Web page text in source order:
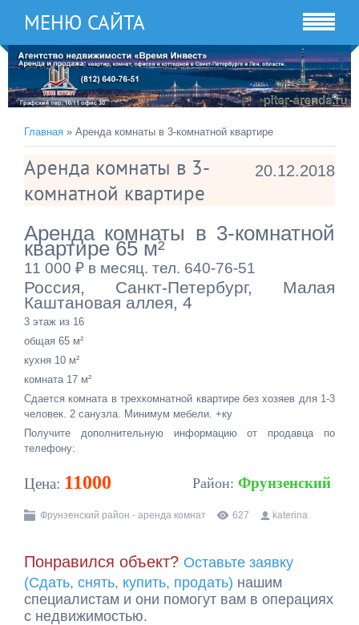
МЕНЮ САЙТА
Главная » Аренда комнаты в 3-комнатной квартире
20.12.2018
Аренда комнаты в 3-
комнатной квартире
Аренда комнаты в 3-комнатной
квартире 65 м²
11 000 ₽ в месяц. тел. 640-76-51
Россия, Санкт-Петербург, Малая
Каштановая аллея, 4
3 этаж из 16
общая 65 м²
кухня 10 м²
комната 17 м²
Сдается комната в трехкомнатной квартире без хозяев для 1-3
человек. 2 санузла. Минимум мебели. +ку
Получите дополнительную информацию от продавца по
телефону:
Цена: 11000 Район: Фрунзенский
Фрунзенский район - аренда комнат 627 katerina
Понравился объект? Оставьте заявку
(Сдать, снять, купить, продать) нашим
специалистам и они помогут вам в операциях
с недвижимостью.